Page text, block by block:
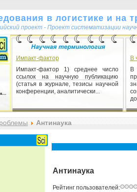
в логистике и на
проект - Проект систематизации
Импакт-фактор
Импакт-фактор 1) среднее число
ссылок на научную публикацию
(статья в журнале, тезисы научной
конференции, аналитически...
Опонент (від лат. opponentis - що
заперечує)
заперечує) 1) особа, що виступає з
критикою доповіді, дисертації і т.п.
Як опонент на...
В
В
Антинаука
Антинаука
Рейтинг пользователей: